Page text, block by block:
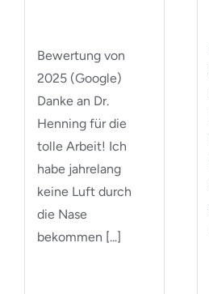
Bewertung von
2025 (Google)
Danke an Dr.
Henning für die
tolle Arbeit! Ich
habe jahrelang
keine Luft durch
die Nase
bekommen [...]